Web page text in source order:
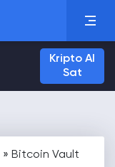
Kripto Al
Sat
» Bitcoin Vault